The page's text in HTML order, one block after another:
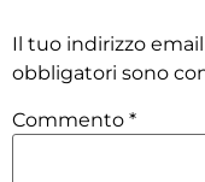
Il tuo indirizzo
obbligatori sono
Commento *